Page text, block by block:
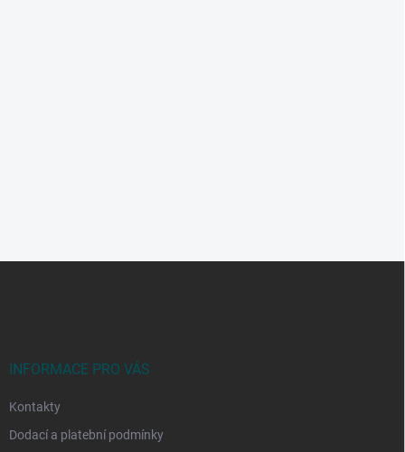
INFORMACE PRO VÁS
Kontakty
Dodací a platební podmínky